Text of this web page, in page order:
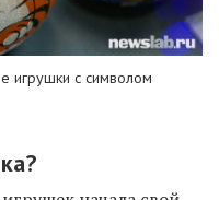
игрушки с символом